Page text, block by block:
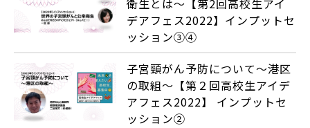
衛生とは～【第2回高校生アイ
デアフェス2022】インプットセ
ッション③④
子宮頸がん予防について～港区
の取組～【第２回高校生アイデ
アフェス2022】 インプットセ
ッション②